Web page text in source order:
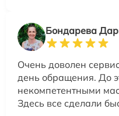
Бондарева
Очень доволен
день обращения. До
некомпетентными
Здесь все сделали